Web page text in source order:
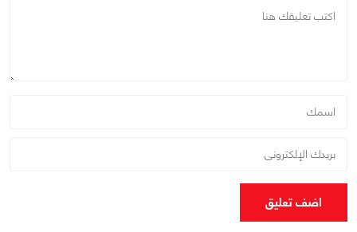
اضف تعليق